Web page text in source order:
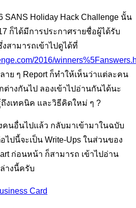
SANS Holiday Hack Challenge นั้น
ก็ได้มีการประกาศรายชื่อผู้ได้รับ
สามารถเข้าไปดูได้ที่
2016/
ย ๆ Report ก็ทำให้เห็นว่าแต่ละคน
างกันไป ลองเข้าไปอ่านกันได้นะ
ถึงเทคนิค และวิธีคิดใหม่ ๆ ?
คนอื่นไปแล้ว กลับมาเข้ามาในฉบับ
ไปนี้จะเป็น Write-Ups ในส่วนของ
ก่อนหน้า ก็สามารถ เข้าไปอ่าน
างนี้ครับ
Card